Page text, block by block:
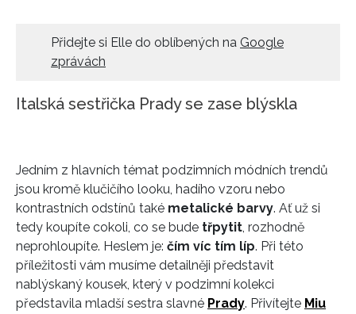
Přidejte si Elle do oblíbených na Google
zprávách
Italská sestřička Prady se zase blýskla
Jedním z hlavních témat podzimních módních trendů
jsou kromě klučičího looku, hadího vzoru nebo
kontrastních odstínů také metalické barvy. Ať už si
tedy koupíte cokoli, co se bude třpytit, rozhodně
neprohloupíte. Heslem je: čím víc tím líp. Při této
příležitosti vám musíme detailněji představit
nablýskaný kousek, který v podzimní kolekci
představila mladší sestra slavné Prady. Přivítejte Miu